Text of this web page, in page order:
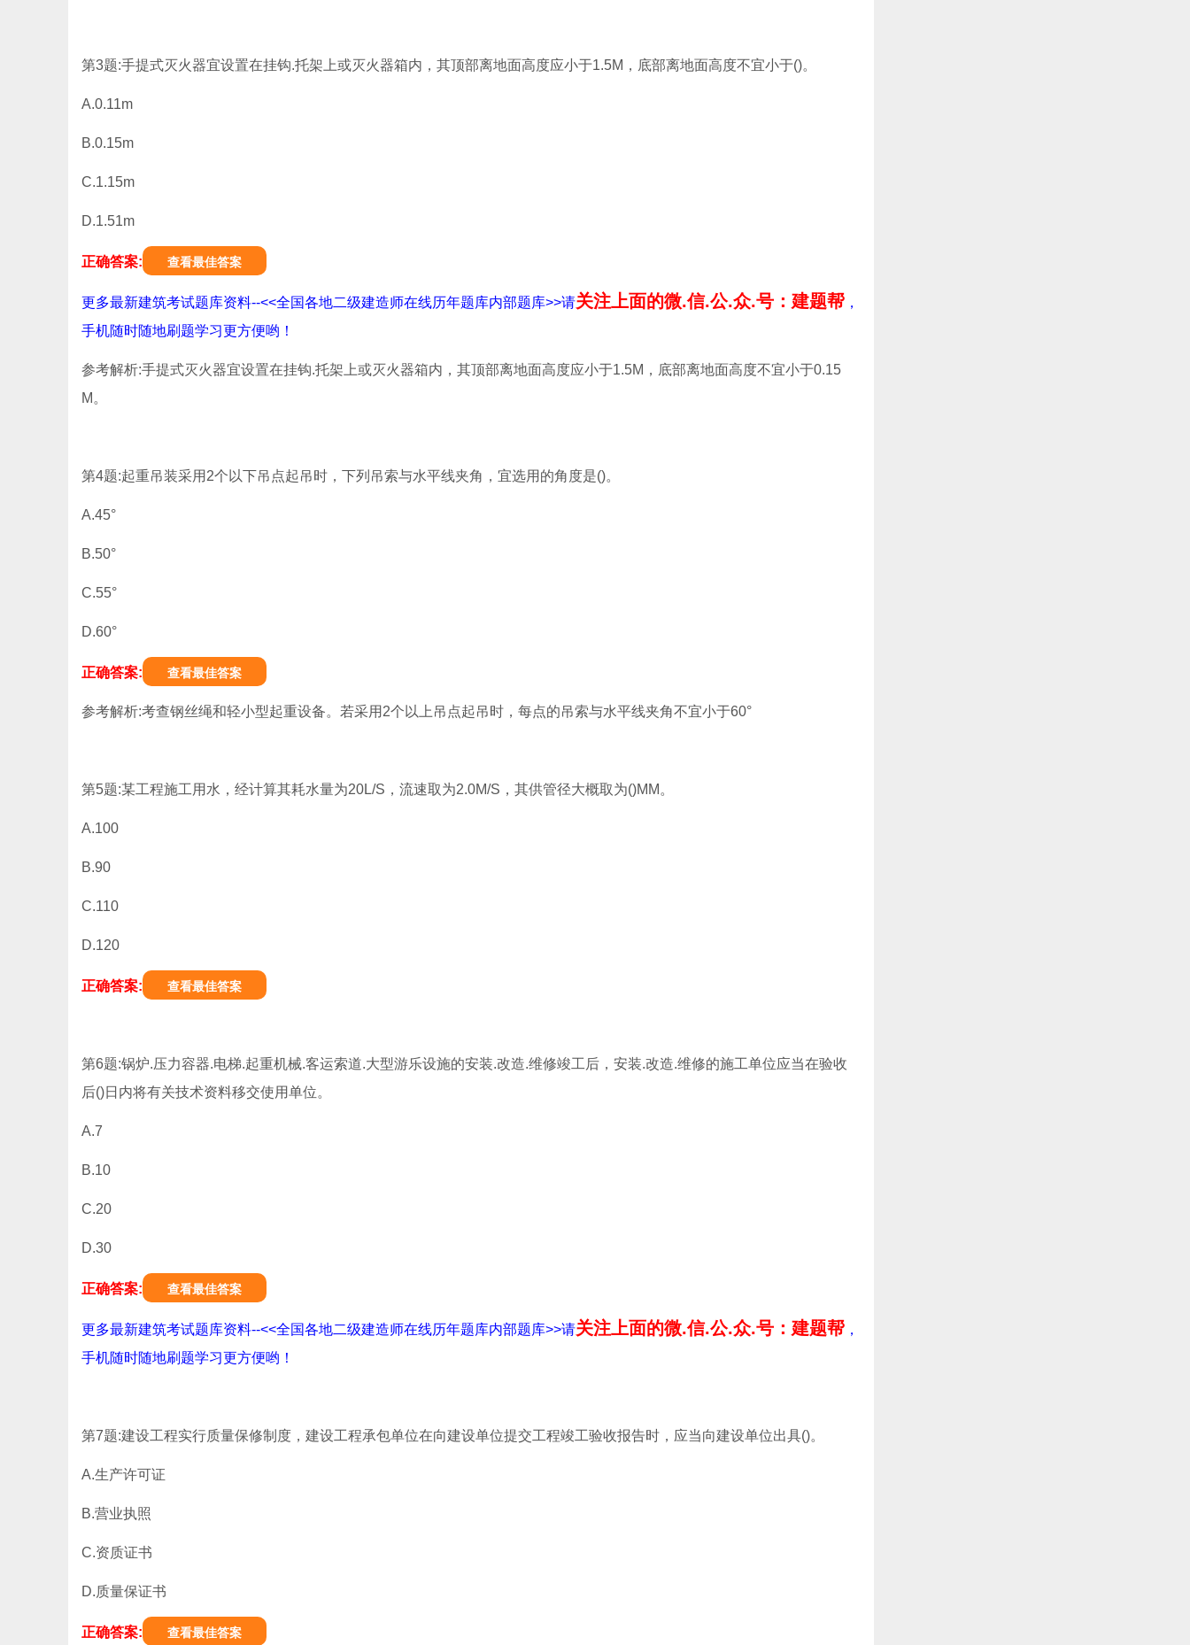
第3题:手提式灭火器宜设置在挂钩.托架上或灭火器箱内，其顶部离地面高度应小于1.5M，底部离地面高度不宜小于()。
A.0.11m
B.0.15m
C.1.15m
D.1.51m
正确答案: 查看最佳答案
更多最新建筑考试题库资料--<<全国各地二级建造师在线历年题库内部题库>>请关注上面的微.信.公.众.号：建题帮 ，
手机随时随地刷题学习更方便哟！
参考解析:手提式灭火器宜设置在挂钩.托架上或灭火器箱内，其顶部离地面高度应小于1.5M，底部离地面高度不宜小于0.15
M。
第4题:起重吊装采用2个以下吊点起吊时，下列吊索与水平线夹角，宜选用的角度是()。
A.45°
B.50°
C.55°
D.60°
正确答案: 查看最佳答案
参考解析:考查钢丝绳和轻小型起重设备。若采用2个以上吊点起吊时，每点的吊索与水平线夹角不宜小于60°
第5题:某工程施工用水，经计算其耗水量为20L/S，流速取为2.0M/S，其供管径大概取为()MM。
A.100
B.90
C.110
D.120
正确答案: 查看最佳答案
第6题:锅炉.压力容器.电梯.起重机械.客运索道.大型游乐设施的安装.改造.维修竣工后，安装.改造.维修的施工单位应当在验收
后()日内将有关技术资料移交使用单位。
A.7
B.10
C.20
D.30
正确答案: 查看最佳答案
更多最新建筑考试题库资料--<<全国各地二级建造师在线历年题库内部题库>>请关注上面的微.信.公.众.号：建题帮 ，
手机随时随地刷题学习更方便哟！
第7题:建设工程实行质量保修制度，建设工程承包单位在向建设单位提交工程竣工验收报告时，应当向建设单位出具()。
A.生产许可证
B.营业执照
C.资质证书
D.质量保证书
正确答案: 查看最佳答案